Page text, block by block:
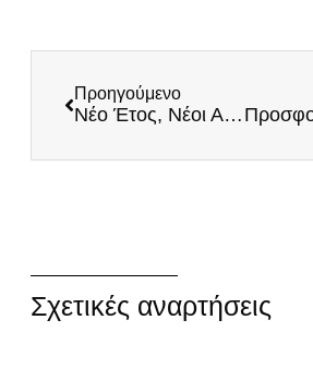
Προηγούμενο
Νέο Έτος, Νέοι Αγώνες των ΕΛΛΗΝΩΝ
Σχετικές αναρτήσεις